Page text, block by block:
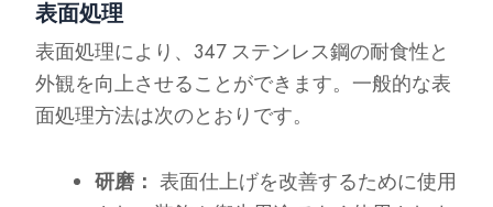
表面処理
表面処理により、347 ステンレス鋼の耐食性と
外観を向上させることができます。一般的な表
面処理方法は次のとおりです。
研磨： 表面仕上げを改善するために使用